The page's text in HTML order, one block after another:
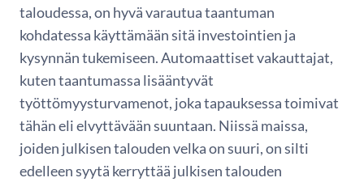
taloudessa, on hyvä varautua taantuman
kohdatessa käyttämään sitä investointien ja
kysynnän tukemiseen. Automaattiset vakauttajat,
kuten taantumassa lisääntyvät
työttömyysturvamenot, joka tapauksessa toimivat
tähän eli elvyttävään suuntaan. Niissä maissa,
joiden julkisen talouden velka on suuri, on silti
edelleen syytä kerryttää julkisen talouden